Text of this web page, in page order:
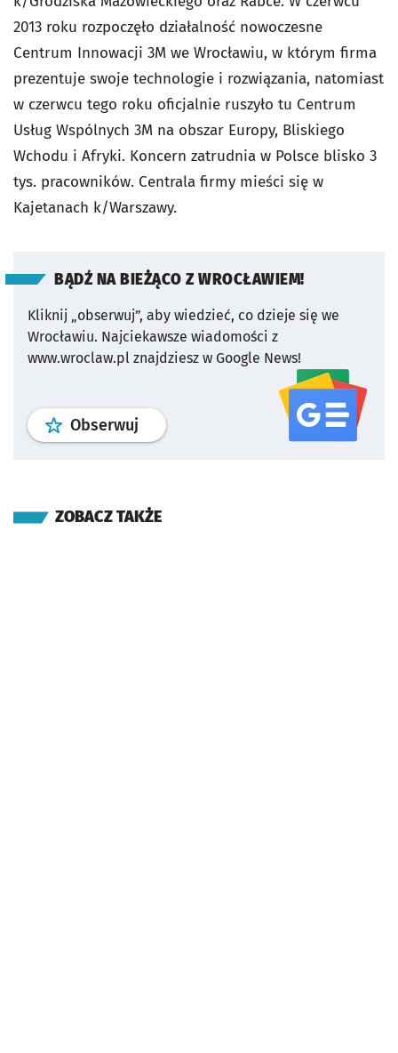
2013 roku rozpoczęło działalność nowoczesne
Centrum Innowacji 3M we Wrocławiu, w którym firma
prezentuje swoje technologie i rozwiązania, natomiast
w czerwcu tego roku oficjalnie ruszyło tu Centrum
Usług Wspólnych 3M na obszar Europy, Bliskiego
Wchodu i Afryki. Koncern zatrudnia w Polsce blisko 3
tys. pracowników. Centrala firmy mieści się w
Kajetanach k/Warszawy.
BĄDŹ NA BIEŻĄCO Z WROCŁAWIEM!
Kliknij „obserwuj”, aby wiedzieć, co dzieje się we
Wrocławiu. Najciekawsze wiadomości z
www.wroclaw.pl znajdziesz w Google News!
Obserwuj profil serwisu
ZOBACZ TAKŻE